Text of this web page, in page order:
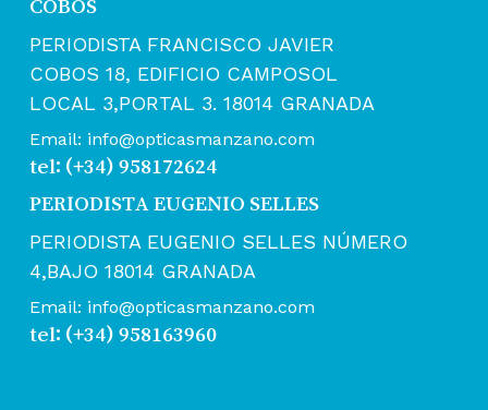
COBOS
PERIODISTA FRANCISCO JAVIER
COBOS 18, EDIFICIO CAMPOSOL
LOCAL 3,PORTAL 3. 18014 GRANADA
Email: info@opticasmanzano.com
tel: (+34) 958172624
PERIODISTA EUGENIO SELLES
PERIODISTA EUGENIO SELLES NÚMERO
4,BAJO 18014 GRANADA
Email: info@opticasmanzano.com
tel: (+34) 958163960